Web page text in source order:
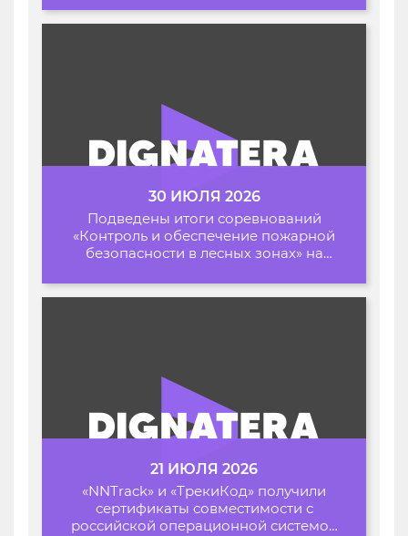
30 ИЮЛЯ 2026
Подведены итоги соревнований
«Контроль и обеспечение пожарной
безопасности в лесных зонах» на
21 ИЮЛЯ 2026
«NNTrack» и «ТрекиКод» получили
сертификаты совместимости с
российской операционной системой